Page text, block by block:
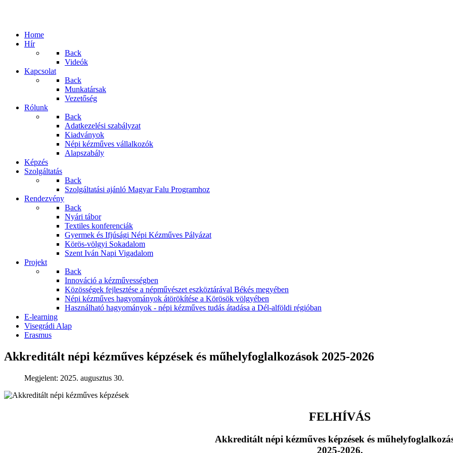
Home
Hír
Back
Videók
Kapcsolat
Back
Munkatársak
Vezetőség
Rólunk
Back
Adatkezelési szabályzat
Kiadványok
Népi kézműves vállalkozók
Alapszabály
Képzés
Szolgáltatás
Back
Szolgáltatási ajánló Magyar Falu Programhoz
Rendezvény
Back
Nyári tábor
Textiles konferenciák
Gyermek és Ifjúsági Népi Kézműves Pályázat
Körös-völgyi Sokadalom
Szent Iván Napi Vigadalom
Projekt
Back
Innováció a kézművességben
Közösségek fejlesztése a népművészet eszköztárával Békés megyében
Népi kézműves hagyományok átörökítése a Körösök völgyében
Használható hagyományok - népi kézműves tudás átadása a Dél-alföldi régióban
E-learning
Visegrádi Alap
Erasmus
Akkreditált népi kézműves képzések és műhelyfoglalkozások 2025-2026
Megjelent: 2025. augusztus 30.
FELHÍVÁS
Akkreditált népi kézműves képzések és
2025-2026.